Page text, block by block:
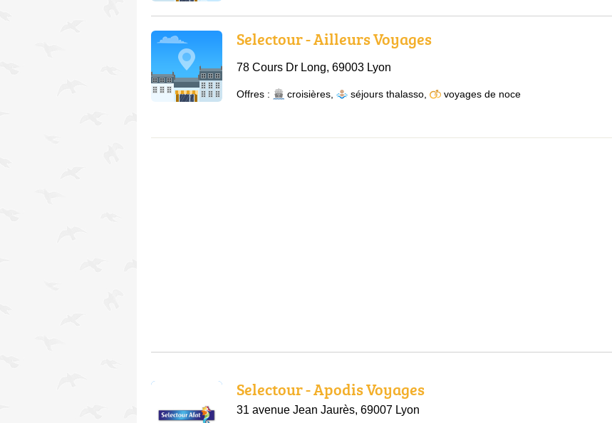
Selectour - Ailleurs Voyages
78 Cours Dr Long, 69003 Lyon
Offres : croisières séjours thalasso voyages de noce
Selectour - Apodis Voyages
31 avenue Jean Jaurès, 69007 Lyon